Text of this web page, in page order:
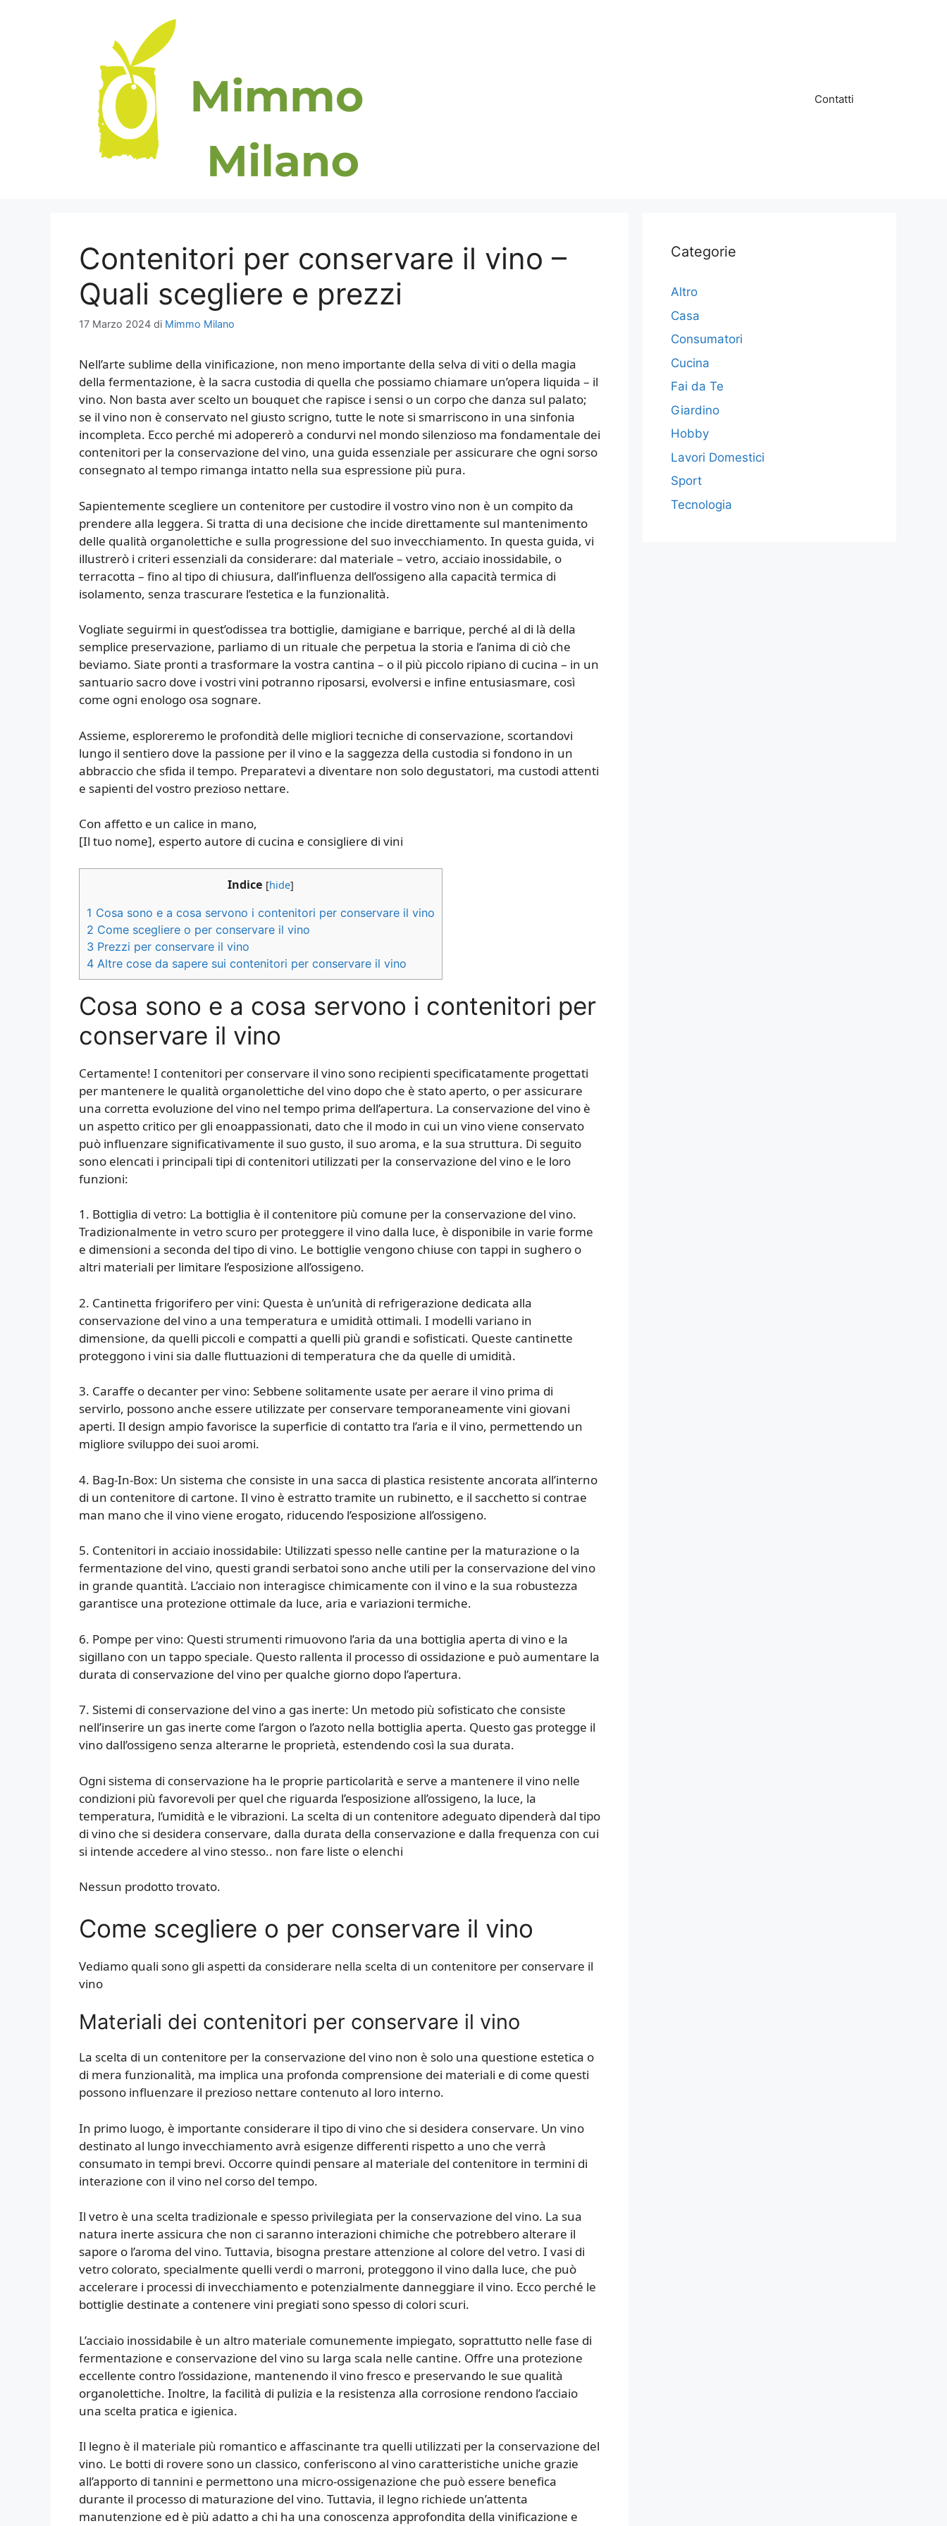
Contatti
Contenitori per conservare il vino –
Quali scegliere e prezzi
17 Marzo 2024 di Mimmo Milano
Nell’arte sublime della vinificazione, non meno importante della selva di viti o della magia
della fermentazione, è la sacra custodia di quella che possiamo chiamare un’opera liquida – il
vino. Non basta aver scelto un bouquet che rapisce i sensi o un corpo che danza sul palato;
se il vino non è conservato nel giusto scrigno, tutte le note si smarriscono in una sinfonia
incompleta. Ecco perché mi adopererò a condurvi nel mondo silenzioso ma fondamentale dei
contenitori per la conservazione del vino, una guida essenziale per assicurare che ogni sorso
consegnato al tempo rimanga intatto nella sua espressione più pura.
Sapientemente scegliere un contenitore per custodire il vostro vino non è un compito da
prendere alla leggera. Si tratta di una decisione che incide direttamente sul mantenimento
delle qualità organolettiche e sulla progressione del suo invecchiamento. In questa guida, vi
illustrerò i criteri essenziali da considerare: dal materiale – vetro, acciaio inossidabile, o
terracotta – fino al tipo di chiusura, dall’influenza dell’ossigeno alla capacità termica di
isolamento, senza trascurare l’estetica e la funzionalità.
Vogliate seguirmi in quest’odissea tra bottiglie, damigiane e barrique, perché al di là della
semplice preservazione, parliamo di un rituale che perpetua la storia e l’anima di ciò che
beviamo. Siate pronti a trasformare la vostra cantina – o il più piccolo ripiano di cucina – in un
santuario sacro dove i vostri vini potranno riposarsi, evolversi e infine entusiasmare, così
come ogni enologo osa sognare.
Assieme, esploreremo le profondità delle migliori tecniche di conservazione, scortandovi
lungo il sentiero dove la passione per il vino e la saggezza della custodia si fondono in un
abbraccio che sfida il tempo. Preparatevi a diventare non solo degustatori, ma custodi attenti
e sapienti del vostro prezioso nettare.
Con affetto e un calice in mano,
[Il tuo nome], esperto autore di cucina e consigliere di vini
Indice [hide]
1 Cosa sono e a cosa servono i contenitori per conservare il vino
2 Come scegliere o per conservare il vino
3 Prezzi per conservare il vino
4 Altre cose da sapere sui contenitori per conservare il vino
Cosa sono e a cosa servono i contenitori per
conservare il vino
Certamente! I contenitori per conservare il vino sono recipienti specificatamente progettati
per mantenere le qualità organolettiche del vino dopo che è stato aperto, o per assicurare
una corretta evoluzione del vino nel tempo prima dell’apertura. La conservazione del vino è
un aspetto critico per gli enoappassionati, dato che il modo in cui un vino viene conservato
può influenzare significativamente il suo gusto, il suo aroma, e la sua struttura. Di seguito
sono elencati i principali tipi di contenitori utilizzati per la conservazione del vino e le loro
funzioni:
1. Bottiglia di vetro: La bottiglia è il contenitore più comune per la conservazione del vino.
Tradizionalmente in vetro scuro per proteggere il vino dalla luce, è disponibile in varie forme
e dimensioni a seconda del tipo di vino. Le bottiglie vengono chiuse con tappi in sughero o
altri materiali per limitare l’esposizione all’ossigeno.
2. Cantinetta frigorifero per vini: Questa è un’unità di refrigerazione dedicata alla
conservazione del vino a una temperatura e umidità ottimali. I modelli variano in
dimensione, da quelli piccoli e compatti a quelli più grandi e sofisticati. Queste cantinette
proteggono i vini sia dalle fluttuazioni di temperatura che da quelle di umidità.
3. Caraffe o decanter per vino: Sebbene solitamente usate per aerare il vino prima di
servirlo, possono anche essere utilizzate per conservare temporaneamente vini giovani
aperti. Il design ampio favorisce la superficie di contatto tra l’aria e il vino, permettendo un
migliore sviluppo dei suoi aromi.
4. Bag-In-Box: Un sistema che consiste in una sacca di plastica resistente ancorata all’interno
di un contenitore di cartone. Il vino è estratto tramite un rubinetto, e il sacchetto si contrae
man mano che il vino viene erogato, riducendo l’esposizione all’ossigeno.
5. Contenitori in acciaio inossidabile: Utilizzati spesso nelle cantine per la maturazione o la
fermentazione del vino, questi grandi serbatoi sono anche utili per la conservazione del vino
in grande quantità. L’acciaio non interagisce chimicamente con il vino e la sua robustezza
garantisce una protezione ottimale da luce, aria e variazioni termiche.
6. Pompe per vino: Questi strumenti rimuovono l’aria da una bottiglia aperta di vino e la
sigillano con un tappo speciale. Questo rallenta il processo di ossidazione e può aumentare la
durata di conservazione del vino per qualche giorno dopo l’apertura.
7. Sistemi di conservazione del vino a gas inerte: Un metodo più sofisticato che consiste
nell’inserire un gas inerte come l’argon o l’azoto nella bottiglia aperta. Questo gas protegge il
vino dall’ossigeno senza alterarne le proprietà, estendendo così la sua durata.
Ogni sistema di conservazione ha le proprie particolarità e serve a mantenere il vino nelle
condizioni più favorevoli per quel che riguarda l’esposizione all’ossigeno, la luce, la
temperatura, l’umidità e le vibrazioni. La scelta di un contenitore adeguato dipenderà dal tipo
di vino che si desidera conservare, dalla durata della conservazione e dalla frequenza con cui
si intende accedere al vino stesso.. non fare liste o elenchi
Nessun prodotto trovato.
Come scegliere o per conservare il vino
Vediamo quali sono gli aspetti da considerare nella scelta di un contenitore per conservare il
vino
Materiali dei contenitori per conservare il vino
La scelta di un contenitore per la conservazione del vino non è solo una questione estetica o
di mera funzionalità, ma implica una profonda comprensione dei materiali e di come questi
possono influenzare il prezioso nettare contenuto al loro interno.
In primo luogo, è importante considerare il tipo di vino che si desidera conservare. Un vino
destinato al lungo invecchiamento avrà esigenze differenti rispetto a uno che verrà
consumato in tempi brevi. Occorre quindi pensare al materiale del contenitore in termini di
interazione con il vino nel corso del tempo.
Il vetro è una scelta tradizionale e spesso privilegiata per la conservazione del vino. La sua
natura inerte assicura che non ci saranno interazioni chimiche che potrebbero alterare il
sapore o l’aroma del vino. Tuttavia, bisogna prestare attenzione al colore del vetro. I vasi di
vetro colorato, specialmente quelli verdi o marroni, proteggono il vino dalla luce, che può
accelerare i processi di invecchiamento e potenzialmente danneggiare il vino. Ecco perché le
bottiglie destinate a contenere vini pregiati sono spesso di colori scuri.
L’acciaio inossidabile è un altro materiale comunemente impiegato, soprattutto nelle fase di
fermentazione e conservazione del vino su larga scala nelle cantine. Offre una protezione
eccellente contro l’ossidazione, mantenendo il vino fresco e preservando le sue qualità
organolettiche. Inoltre, la facilità di pulizia e la resistenza alla corrosione rendono l’acciaio
una scelta pratica e igienica.
Il legno è il materiale più romantico e affascinante tra quelli utilizzati per la conservazione del
vino. Le botti di rovere sono un classico, conferiscono al vino caratteristiche uniche grazie
all’apporto di tannini e permettono una micro-ossigenazione che può essere benefica
durante il processo di maturazione del vino. Tuttavia, il legno richiede un’attenta
manutenzione ed è più adatto a chi ha una conoscenza approfondita della vinificazione e
Categorie
Altro
Casa
Consumatori
Cucina
Fai da Te
Giardino
Hobby
Lavori Domestici
Sport
Tecnologia